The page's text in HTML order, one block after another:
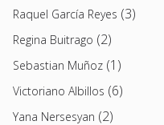
Raquel García Reyes (3)
Regina Buitrago (2)
Sebastian Muñoz (1)
Victoriano Albillos (6)
Yana Nersesyan (2)